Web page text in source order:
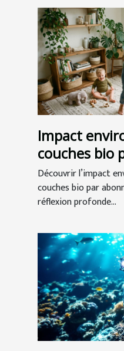
Impact
couches bio
abonnement
Découvrir l’impact
couches bio par
réflexion profonde...